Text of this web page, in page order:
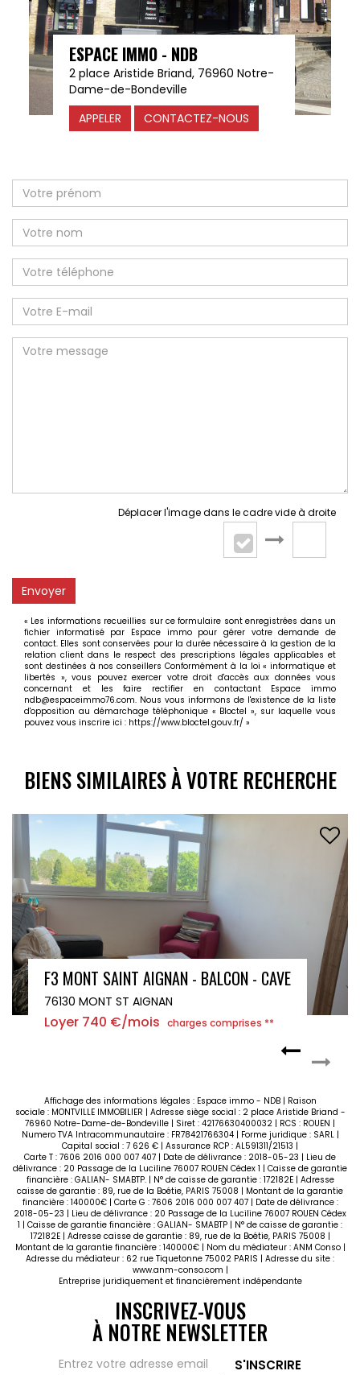
ESPACE IMMO - NDB
2 place Aristide Briand, 76960 Notre-
Dame-de-Bondeville
APPELER
CONTACTEZ-NOUS
Déplacer l'image dans le cadre vide à droite
Envoyer
« Les informations recueillies sur ce formulaire sont enregistrées dans un
fichier informatisé par Espace immo pour gérer votre demande de
contact. Elles sont conservées pour la durée nécessaire à la gestion de la
relation client dans le respect des prescriptions légales applicables et
sont destinées à nos conseillers Conformément à la loi « informatique et
libertés », vous pouvez exercer votre droit d'accès aux données vous
concernant et les faire rectifier en contactant Espace immo
ndb@espaceimmo76.com. Nous vous informons de l'existence de la liste
d'opposition au démarchage téléphonique « Bloctel », sur laquelle vous
pouvez vous inscrire ici : https://www.bloctel.gouv.fr/ »
BIENS SIMILAIRES À VOTRE RECHERCHE
STUDIO MEUBLE RUE CHASSELIEVRE ROUEN
76000 ROUEN
Loyer 480 €/mois charges comprises **
Affichage des informations légales : Espace immo - NDB | Raison
sociale : MONTVILLE IMMOBILIER | Adresse siège social : 2 place Aristide Briand -
76960 Notre-Dame-de-Bondeville | Siret : 42176630400032 | RCS : ROUEN |
Numero TVA Intracommunautaire : FR78421766304 | Forme juridique : SARL |
Capital social : 7 626 € | Assurance RCP : AL591311/21513 |
Carte T : 7606 2016 000 007 407 | Date de délivrance : 2018-05-23 | Lieu de
délivrance : 20 Passage de la Luciline 76007 ROUEN Cédex 1 | Caisse de garantie
financière : GALIAN- SMABTP. | N° de caisse de garantie : 172182E | Adresse
caisse de garantie : 89, rue de la Boétie, PARIS 75008 | Montant de la garantie
financière : 140000€ | Carte G : 7606 2016 000 007 407 | Date de délivrance :
2018-05-23 | Lieu de délivrance : 20 Passage de la Luciline 76007 ROUEN Cédex
1 | Caisse de garantie financière : GALIAN- SMABTP | N° de caisse de garantie :
172182E | Adresse caisse de garantie : 89, rue de la Boétie, PARIS 75008 |
Montant de la garantie financière : 140000€ | Nom du médiateur : ANM Conso |
Adresse du médiateur : 62 rue Tiquetonne 75002 PARIS | Adresse du site :
www.anm-conso.com |
Entreprise juridiquement et financièrement indépendante
INSCRIVEZ-VOUS
À NOTRE NEWSLETTER
S'INSCRIRE